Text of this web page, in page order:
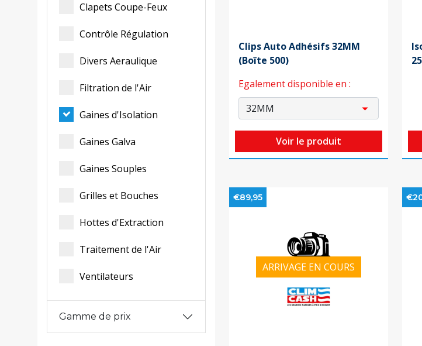
Clapets Coupe-Feux
Contrôle Régulation
Divers Aeraulique
Filtration de l'Air
Gaines d'Isolation
Gaines Galva
Gaines Souples
Grilles et Bouches
Hottes d'Extraction
Traitement de l'Air
Ventilateurs
Gamme de prix
Clips Auto Adhésifs 32MM
(Boîte 500)
Egalement disponible en :
Voir le produit
ARRIVAGE EN COURS
€89,95